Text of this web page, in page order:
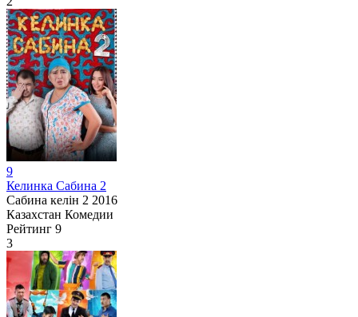
9
Келинка Сабина 2
Сабина келін 2 2016
Казахстан Комедии
Рейтинг 9
3